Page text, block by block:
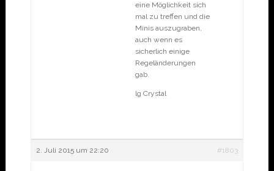
eine Möglichkeit sich
mal zu treffen und die
Minis auszugraben,
auch wenn es
sicherlich einige
Regeländerungen
gab.
lg Crystal
2. Juli 2015 um 22:20 #1803